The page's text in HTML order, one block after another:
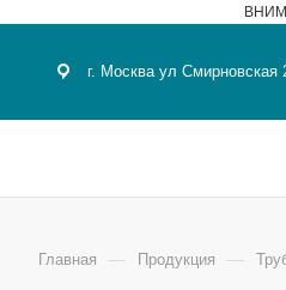
г. Москва ул Смирновская
Главная — Продукция —